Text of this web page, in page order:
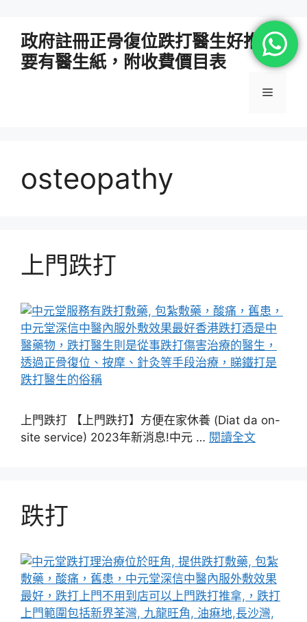
政府註冊正骨復位跌打醫生好推介
要有醫生紙，附收費價目表
選
osteopathy
上門跌打
上門跌打 【上門跌打】方便在家休養 (Diat da on-
site service) 2023年新消息!中元 … 閱讀全文
跌打